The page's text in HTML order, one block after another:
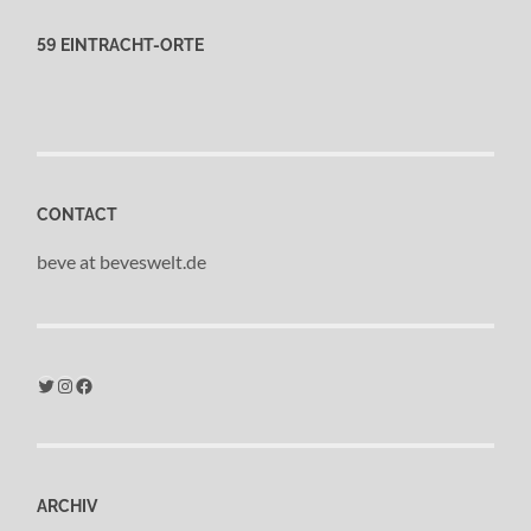
59 EINTRACHT-ORTE
CONTACT
beve at beveswelt.de
Twitter Instagram Facebook
ARCHIV